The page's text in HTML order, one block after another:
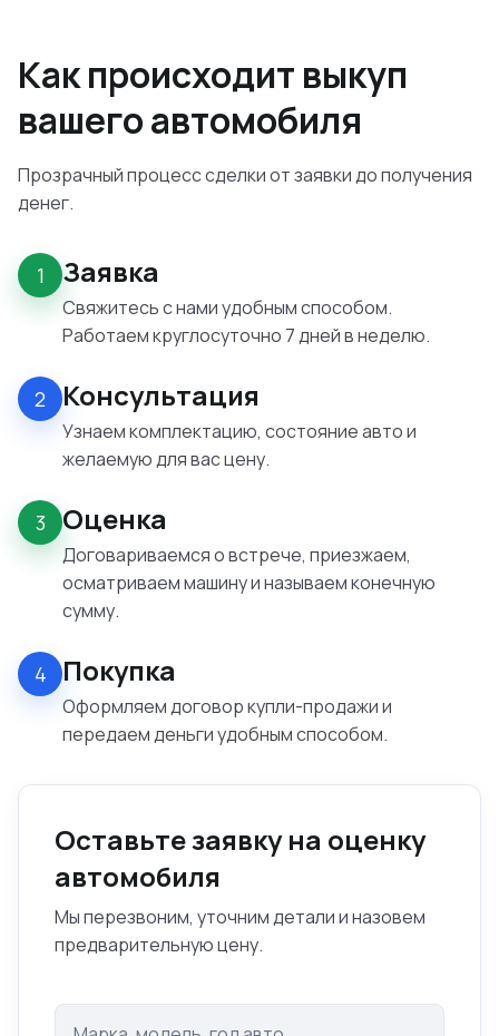
Как происходит выкуп
вашего автомобиля
Прозрачный процесс сделки от заявки до получения
денег.
1 Заявка
Свяжитесь с нами удобным способом.
Работаем круглосуточно 7 дней в неделю.
2 Консультация
Узнаем комплектацию, состояние авто и
желаемую для вас цену.
3 Оценка
Договариваемся о встрече, приезжаем,
осматриваем машину и называем конечную
сумму.
4 Покупка
Оформляем договор купли-продажи и
передаем деньги удобным способом.
Оставьте заявку на оценку
автомобиля
Мы перезвоним, уточним детали и назовем
предварительную цену.